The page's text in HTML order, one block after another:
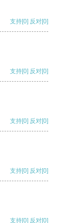
支持[0] 反对[0]
支持[0] 反对[0]
支持[0] 反对[0]
支持[0] 反对[0]
支持[0] 反对[0]